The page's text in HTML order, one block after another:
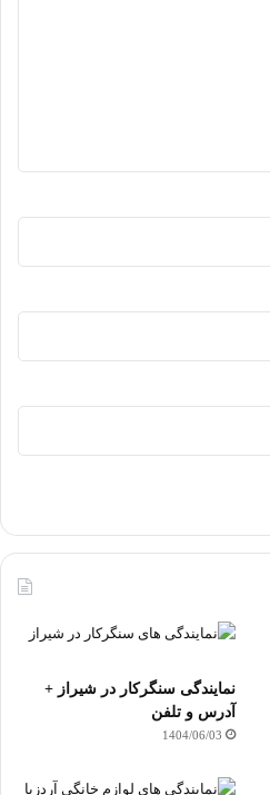
نمایندگی سنگرکار در شیراز +
آدرس و تلفن
1404/06/03